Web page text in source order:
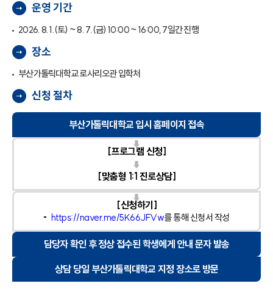
운영 기간
2026. 8. 1.(토) ~ 8. 7.(금) 10:00 ~ 16:00, 7일간 진행
장소
부산가톨릭대학교 로사리오관 입학처
신청 절차
부산가톨릭대학교 입시 홈페이지 접속
[프로그램 신청]
[맞춤형 1:1 진로상담]
[신청하기]
https://naver.me/5K66JFVw를 통해 신청서 작성
담당자 확인 후 정상 접수된 학생에게 안내 문자 발송
상담 당일 부산가톨릭대학교 지정 장소로 방문